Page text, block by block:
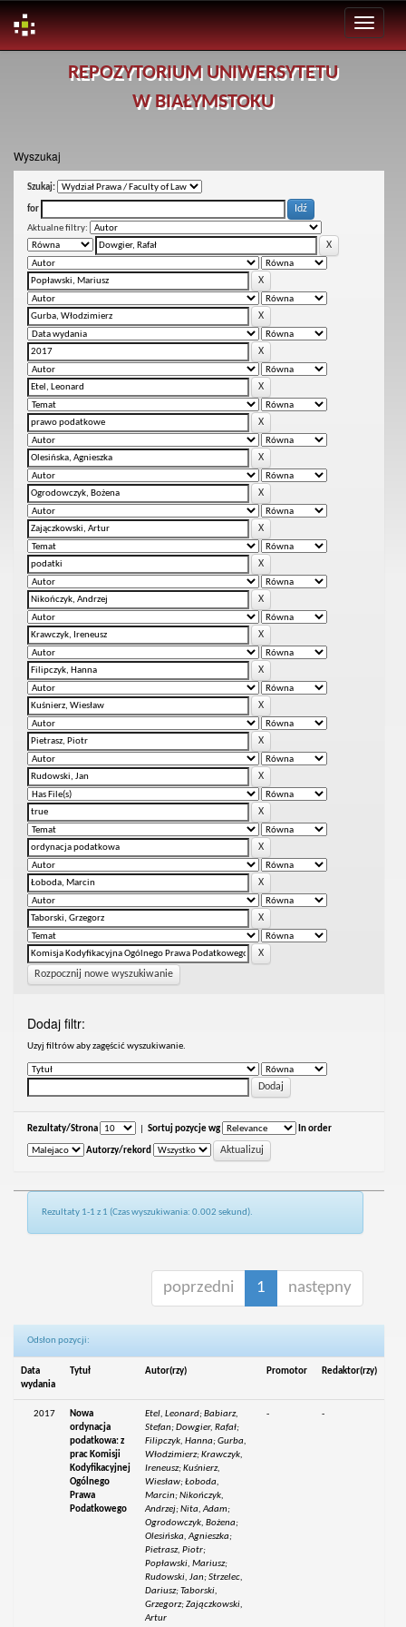
REPOZYTORIUM UNIWERSYTETU
W BIAŁYMSTOKU
Wyszukaj
Szukaj:
for
Aktualne filtry:
Rozpocznij nowe wyszukiwanie
Dodaj filtr:
Uzyj filtrów aby zagęścić wyszukiwanie.
Rezultaty/Strona Sortuj pozycje wg In order
Autorzy/rekord
Rezultaty 1-1 z 1 (Czas wyszukiwania: 0.002 sekund).
poprzedni 1 następny
Odsłon pozycji:
Data
wydania
Tytuł Autor(rzy) Promotor Redaktor(rzy)
2017
Nowa
ordynacja
podatkowa: z
prac Komisji
Kodyfikacyjnej
Ogólnego
Prawa
Podatkowego
Etel, Leonard; Babiarz,
Stefan; Dowgier, Rafał;
Filipczyk, Hanna; Gurba,
Włodzimierz; Krawczyk,
Ireneusz; Kuśnierz,
Wiesław; Łoboda,
Marcin; Nikończyk,
Andrzej; Nita, Adam;
Ogrodowczyk, Bożena;
Olesińska, Agnieszka;
Pietrasz, Piotr;
Popławski, Mariusz;
Rudowski, Jan; Strzelec,
Dariusz; Taborski,
Grzegorz; Zajączkowski,
Artur
- -